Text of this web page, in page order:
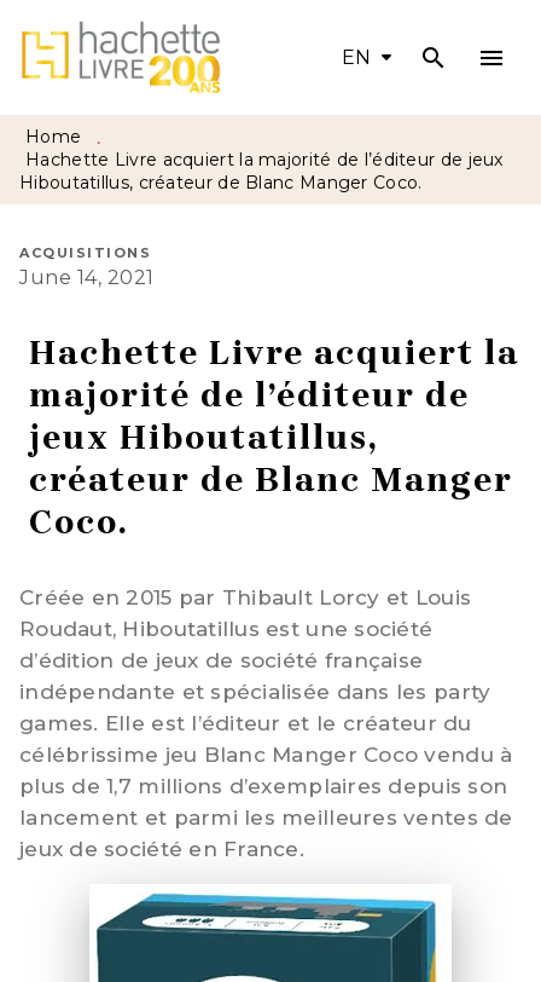
MENU SEARCH CONTENT
FOOTER
EN search menu
Home •
Hachette Livre acquiert la majorité de l’éditeur de jeux
Hiboutatillus, créateur de Blanc Manger Coco.
ACQUISITIONS
June 14, 2021
Hachette Livre acquiert la
majorité de l’éditeur de
jeux Hiboutatillus,
créateur de Blanc Manger
Coco.
Créée en 2015 par Thibault Lorcy et Louis
Roudaut, Hiboutatillus est une société
d’édition de jeux de société française
indépendante et spécialisée dans les party
games. Elle est l’éditeur et le créateur du
célébrissime jeu Blanc Manger Coco vendu à
plus de 1,7 millions d’exemplaires depuis son
lancement et parmi les meilleures ventes de
jeux de société en France.